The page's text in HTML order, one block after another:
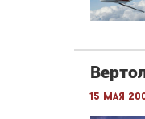
15 мая